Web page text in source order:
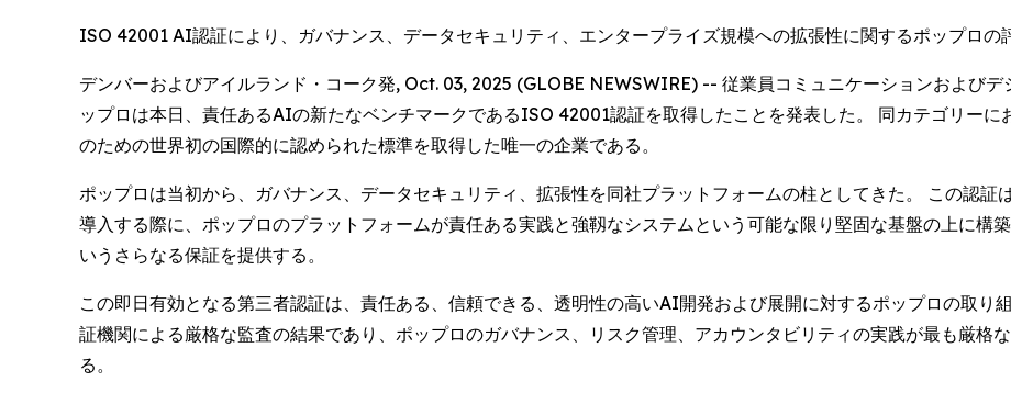
ISO 42001 AI認証により、ガバナンス、データセキュリティ、エンタープライズ規模への拡張性に関するポップロの
デンバーおよびアイルランド・コーク発, Oct. 03, 2025 (GLOBE NEWSWIRE) -- 従業員コミュニケーションおよび
ップロは本日、責任あるAIの新たなベンチマークであるISO 42001認証を取得したことを発表した。 同カテゴリー
のための世界初の国際的に認められた標準を取得した唯一の企業である。
ポップロは当初から、ガバナンス、データセキュリティ、拡張性を同社プラットフォームの柱としてきた。 この認
導入する際に、ポップロのプラットフォームが責任ある実践と強靱なシステムという可能な限り堅固な基盤の上に構
いうさらなる保証を提供する。
この即日有効となる第三者認証は、責任ある、信頼できる、透明性の高いAI開発および展開に対するポップロの取り
証機関による厳格な監査の結果であり、ポップロのガバナンス、リスク管理、アカウンタビリティの実践が最も厳格
る。